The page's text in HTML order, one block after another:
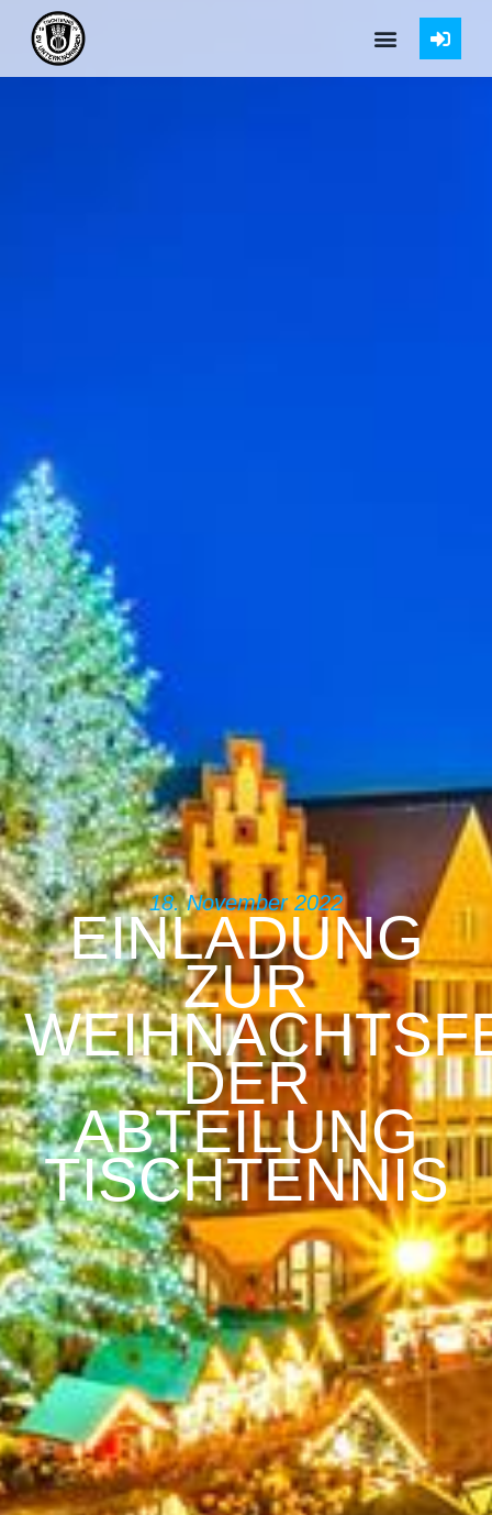
18. November 2022
EINLADUNG
ZUR
DER
ABTEILUNG
TISCHTENNIS